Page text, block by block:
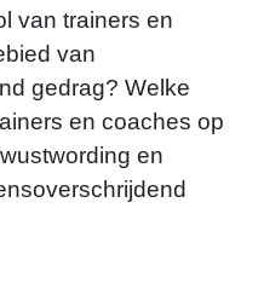
van trainers en
van
gedrag? Welke
en coaches op
en